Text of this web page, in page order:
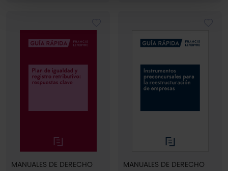
También puedesconfigurar
seleccionar solo aquellas que quieras permitir en tu
que sean indispensables para la navegación.
MANUALES DE DERECHO
MANUALES DE DERECHO